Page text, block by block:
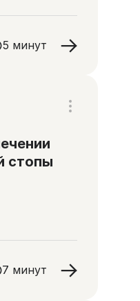
5 минут
стопы
7 минут